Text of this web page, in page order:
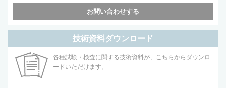
お問い合わせする
技術資料ダウンロード
各種試験・検査に関する技術資料が、こちらからダウンロ
ードいただけます。